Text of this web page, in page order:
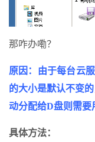
那咋办嘞？
原因：由于每台云
的大小是默认不变
动分配给D盘则需要
具体方法：